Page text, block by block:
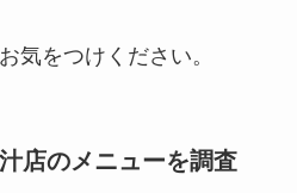
気をつけください。
店のメニューを調査